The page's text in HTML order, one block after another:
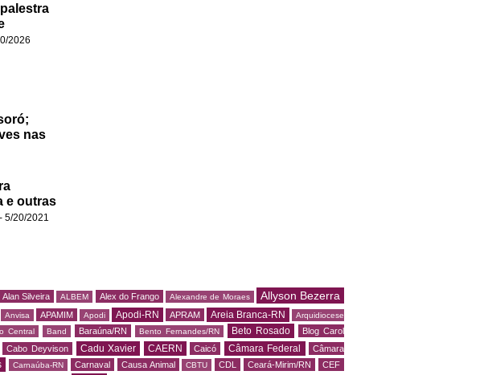
2026
nas
e outras
- 5/20/2021
Alan Silveira ALBEM Alex do Frango Alexandre de Moraes
Allyson Bezerra
Anvisa APAMIM Apodi Apodi-RN APRAM Areia Branca-RN
Arquidiocese
Central Band Baraúna/RN Bento Fernandes/RN Beto Rosado
Blog Carol
Cabo Deyvison Cadu Xavier CAERN Caicó Câmara Federal
Câmara
Carnaúba-RN Carnaval Causa Animal CBTU CDL Ceará-Mirim/RN CEF